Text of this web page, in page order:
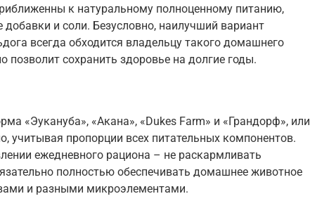
к натуральному полноценному питанию,
и соли. Безусловно, наилучший вариант
всегда обходится владельцу такого домашнего
позволит сохранить здоровье на долгие годы.
«Эукануба», «Акана», «Dukes Farm» и «Грандорф», или
учитывая пропорции всех питательных компонентов.
ежедневного рациона – не раскармливать
полностью обеспечивать домашнее животное
и разными микроэлементами.